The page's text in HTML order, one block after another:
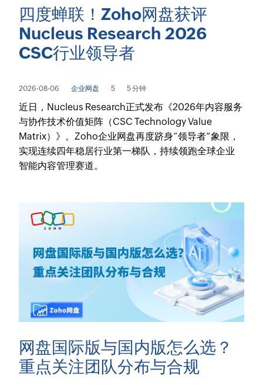
四度蝉联！Zoho网盘获评
Nucleus Research 2026
CSC行业领导者
2026-08-06 企业网盘 5 5 分钟
近日，Nucleus Research正式发布《2026年内容服务
与协作技术价值矩阵（CSC Technology Value
Matrix）》。Zoho企业网盘再度跻身“领导者”象限，
实现连续四年稳居行业第一梯队，持续领跑全球企业
智能内容管理赛道。
网盘国际版与国内版怎么选？
重点关注团队分布与合规